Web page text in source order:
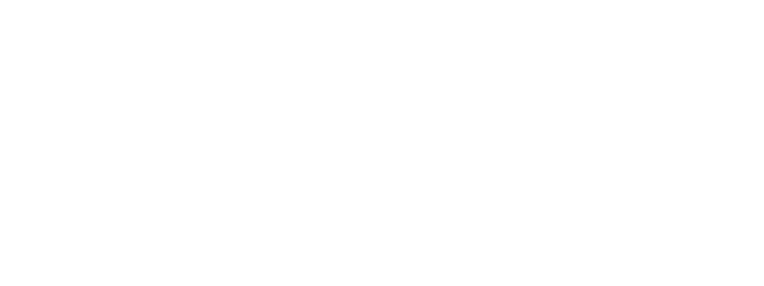
いて
にバッジを付与しています
した安心・安全なユーザーです
ーします